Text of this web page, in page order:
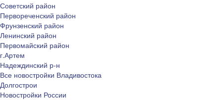
Советский район
Первореченский район
Фрунзенский район
Ленинский район
Первомайский район
г.Артем
Надеждинский р-н
Все новостройки Владивостока
Долгострои
Новостройки России